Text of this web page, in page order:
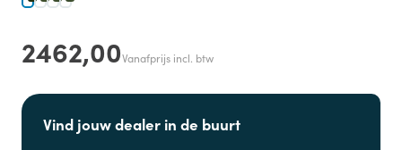
2462,00Vanafprijs incl. btw
Vind jouw dealer in de buurt